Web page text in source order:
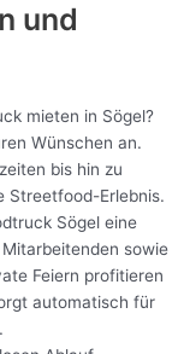
und
mieten in Sögel?
Wünschen an.
bis hin zu
Streetfood-Erlebnis.
Sögel eine
sowie
Feiern profitieren
automatisch für